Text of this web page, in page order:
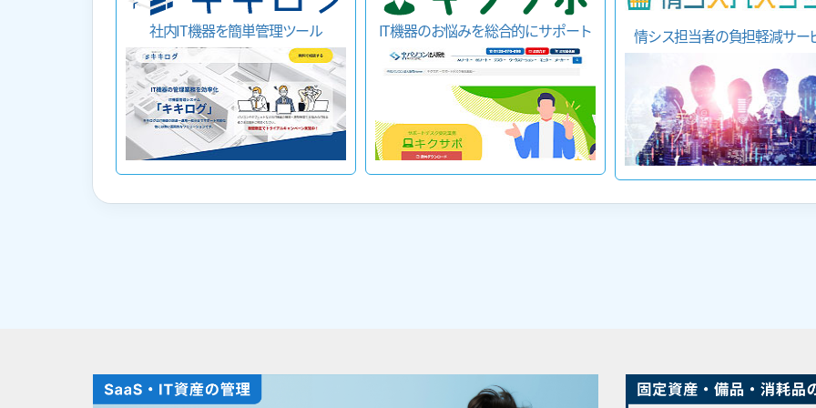
社内IT機器を簡単管理ツール IT機器のお悩みを総合的にサポート 情シス担当者の負担軽減サー